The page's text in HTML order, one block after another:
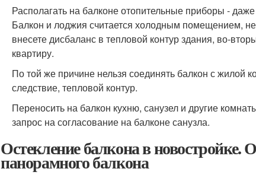
Располагать на балконе отопительные приборы -
Балкон и лоджия считается холодным помещением,
внесете дисбаланс в тепловой контур здания, во-
квартиру.
По той же причине нельзя соединять балкон с жилой
следствие, тепловой контур.
Переносить на балкон кухню, санузел и другие
запрос на согласование на балконе санузла.
Остекление балкона в новостройке.
панорамного балкона